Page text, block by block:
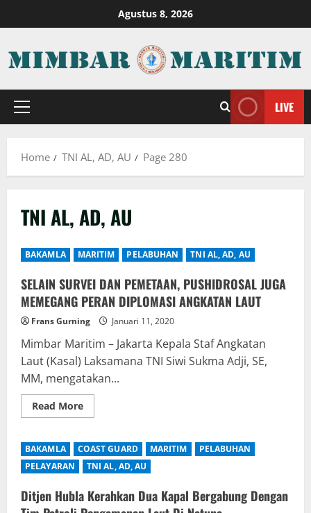
to
Agustus 8, 2026
Primary
LIVE
Home TNI AL, AD, AU Page 280
TNI AL, AD, AU
BAKAMLA MARITIM PELABUHAN TNI AL, AD, AU
SELAIN SURVEI DAN PEMETAAN, PUSHIDROSAL JUGA
MEMEGANG PERAN DIPLOMASI ANGKATAN LAUT
Frans Gurning Januari 11, 2020
Mimbar Maritim – Jakarta Kepala Staf Angkatan
Laut (Kasal) Laksamana TNI Siwi Sukma Adji, SE,
MM, mengatakan...
Read MoreRead
more
SURVEI
DAN
PEMETAAN,
PUSHIDROSAL
MEMEGANG
PERAN
BAKAMLA COAST GUARD MARITIM
PELABUHAN
PELAYARAN
TNI AL, AD, AU
Ditjen Hubla Kerahkan Dua Kapal Bergabung Dengan